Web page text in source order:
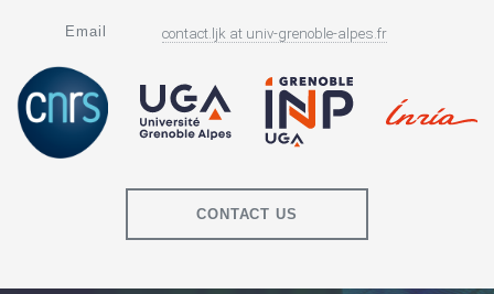
Email contact.ljk at univ-grenoble-alpes.fr
CONTACT US